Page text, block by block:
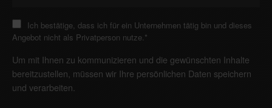
Ich bestätige, dass ich für ein Unternehmen tätig bin und dieses
Angebot nicht als Privatperson nutze.*
Um mit Ihnen zu kommunizieren und die gewünschten Inhalte
bereitzustellen, müssen wir Ihre persönlichen Daten speichern
und verarbeiten.